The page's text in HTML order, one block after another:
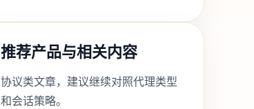
推荐产品与相关内容
协议类文章，建议继续对照代理类型
和会话策略。